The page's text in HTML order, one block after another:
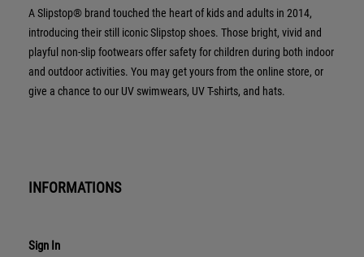
A Slipstop® brand touched the heart of kids and adults in 2014,
introducing their still iconic Slipstop shoes. Those bright, vivid and
playful non-slip footwears offer safety for children during both indoor
and outdoor activities. You may get yours from the online store, or
give a chance to our UV swimwears, UV T-shirts, and hats.
INFORMATIONS
Sign In